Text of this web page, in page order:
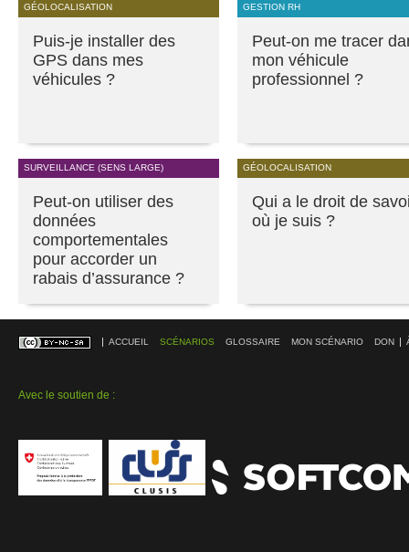
GÉOLOCALISATION
Puis-je installer des
GPS dans mes
véhicules ?
GESTION RH
Peut-on me tracer
mon véhicule
professionnel ?
SURVEILLANCE (SENS LARGE)
Peut-on utiliser des
données
comportementales
pour accorder un
rabais d’assurance ?
GÉOLOCALISATION
Qui a le droit de
où je suis ?
ACCUEIL SCÉNARIOS GLOSSAIRE MON SCÉNARIO DON
Avec le soutien de :